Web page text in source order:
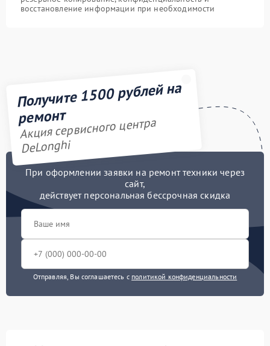
восстановление информации при необходимости
Получите 1500 рублей на
ремонт
Акция сервисного центра
DeLonghi
При оформлении заявки на ремонт техники через
сайт,
действует персональная бессрочная скидка
Отправляя, Вы соглашаетесь с политикой конфиденциальности